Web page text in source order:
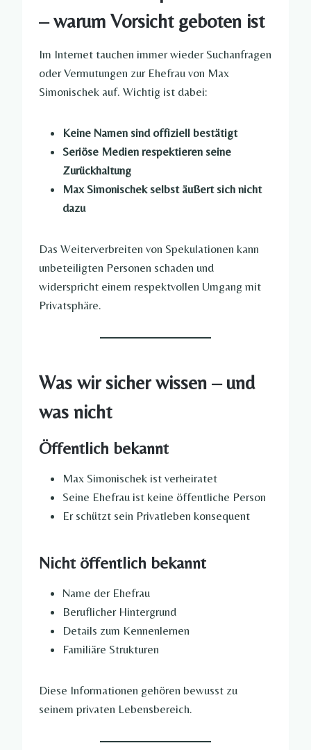
– warum Vorsicht geboten ist
Im Internet tauchen immer wieder Suchanfragen
oder Vermutungen zur Ehefrau von Max
Simonischek auf. Wichtig ist dabei:
Keine Namen sind offiziell bestätigt
Seriöse Medien respektieren seine
Zurückhaltung
Max Simonischek selbst äußert sich nicht
dazu
Das Weiterverbreiten von Spekulationen kann
unbeteiligten Personen schaden und
widerspricht einem respektvollen Umgang mit
Privatsphäre.
Was wir sicher wissen – und
was nicht
Öffentlich bekannt
Max Simonischek ist verheiratet
Seine Ehefrau ist keine öffentliche Person
Er schützt sein Privatleben konsequent
Nicht öffentlich bekannt
Name der Ehefrau
Beruflicher Hintergrund
Details zum Kennenlernen
Familiäre Strukturen
Diese Informationen gehören bewusst zu
seinem privaten Lebensbereich.